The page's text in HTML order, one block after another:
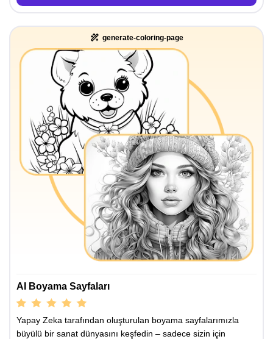
generate-coloring-page
AI Boyama Sayfaları
Yapay Zeka tarafından oluşturulan boyama sayfalarımızla
büyülü bir sanat dünyasını keşfedin – sadece sizin için